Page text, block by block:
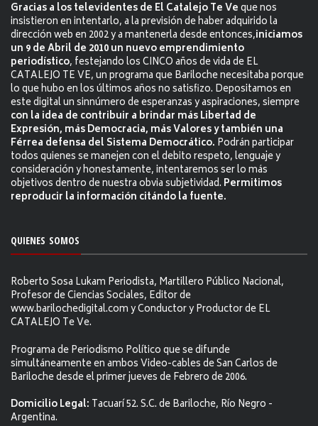
Gracias a los televidentes de El Catalejo Te Veque nos
insistieron en intentarlo, a la previsión de haber adquirido la
dirección web en 2002 y a mantenerla desde entonces,iniciamos
un 9 de Abril de 2010 un nuevo emprendimiento
periodístico, festejando los CINCO años de vida de EL
CATALEJO TE VE, un programa que Bariloche necesitaba porque
lo que hubo en los últimos años no satisfizo. Depositamos en
este digital un sinnúmero de esperanzas y aspiraciones, siempre
con la idea de contribuir a brindar más Libertad de
Expresión, más Democracia, más Valores y también una
Férrea defensa del Sistema Democrático. Podrán participar
todos quienes se manejen con el debito respeto, lenguaje y
consideración y honestamente, intentaremos ser lo más
objetivos dentro de nuestra obvia subjetividad. Permitimos
reproducir la información citándo la fuente.
QUIENES SOMOS
Roberto Sosa Lukam Periodista, Martillero Público Nacional,
Profesor de Ciencias Sociales, Editor de
www.barilochedigital.com y Conductor y Productor de EL
CATALEJO Te Ve.
Programa de Periodismo Político que se difunde
simultáneamente en ambos Video-cables de San Carlos de
Bariloche desde el primer jueves de Febrero de 2006.
Domicilio Legal: Tacuarí 52. S.C. de Bariloche, Río Negro -
Argentina.